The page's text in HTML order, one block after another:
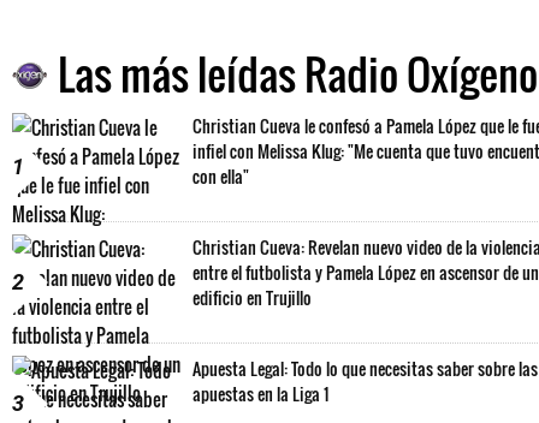
Las más leídas Radio Oxígeno
1
Christian Cueva le confesó a Pamela López que le
infiel con Melissa Klug: "Me cuenta que tuvo
con ella"
2
Christian Cueva: Revelan nuevo video de la
entre el futbolista y Pamela López en ascensor de un
edificio en Trujillo
3
Apuesta Legal: Todo lo que necesitas saber sobre las
apuestas en la Liga 1